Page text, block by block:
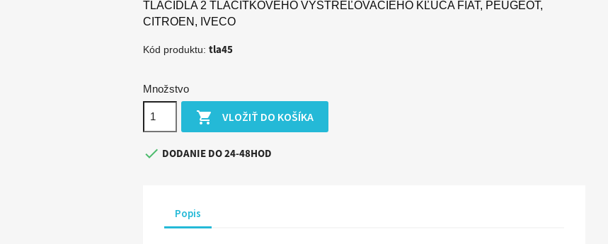
TLAČIDLA 2 TLAČITKOVÉHO VYSTREĽOVACIEHO KĽÚČA FIAT, PEUGEOT,
CITROEN, IVECO
Kód produktu: tla45
Množstvo
 VLOŽIŤ DO KOŠÍKA
 DODANIE DO 24-48HOD
Popis